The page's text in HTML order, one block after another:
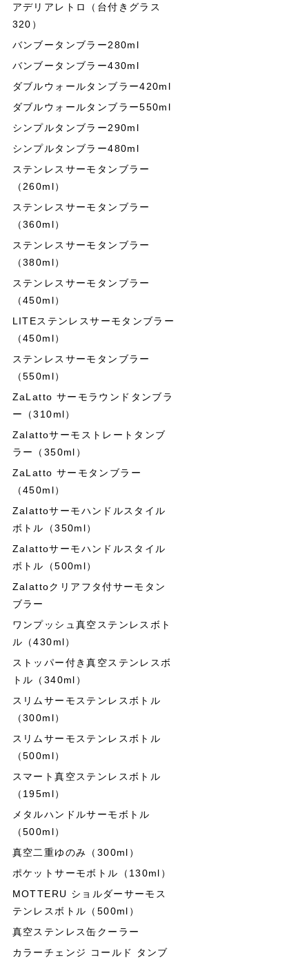
アデリアレトロ（台付きグラス
320）
バンブータンブラー280ml
バンブータンブラー430ml
ダブルウォールタンブラー420ml
ダブルウォールタンブラー550ml
シンプルタンブラー290ml
シンプルタンブラー480ml
ステンレスサーモタンブラー
（260ml）
ステンレスサーモタンブラー
（360ml）
ステンレスサーモタンブラー
（380ml）
ステンレスサーモタンブラー
（450ml）
LITEステンレスサーモタンブラー
（450ml）
ステンレスサーモタンブラー
（550ml）
ZaLatto サーモラウンドタンブラ
ー（310ml）
Zalattoサーモストレートタンブ
ラー（350ml）
ZaLatto サーモタンブラー
（450ml）
Zalattoサーモハンドルスタイル
ボトル（350ml）
Zalattoサーモハンドルスタイル
ボトル（500ml）
Zalattoクリアフタ付サーモタン
ブラー
ワンプッシュ真空ステンレスボト
ル（430ml）
ストッパー付き真空ステンレスボ
トル（340ml）
スリムサーモステンレスボトル
（300ml）
スリムサーモステンレスボトル
（500ml）
スマート真空ステンレスボトル
（195ml）
メタルハンドルサーモボトル
（500ml）
真空二重ゆのみ（300ml）
ポケットサーモボトル（130ml）
MOTTERU ショルダーサーモス
テンレスボトル（500ml）
真空ステンレス缶クーラー
カラーチェンジ コールド タンブ